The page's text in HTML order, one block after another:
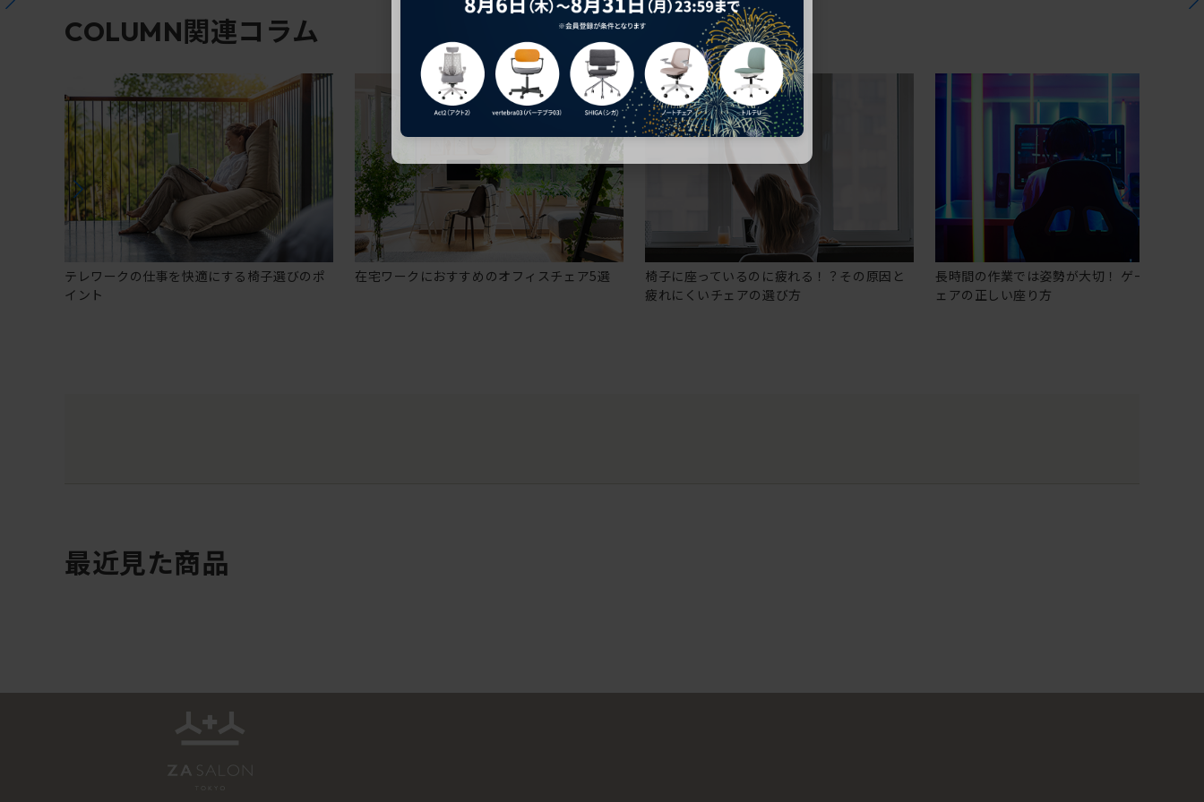
COLUMN関連コラム
テレワークの仕事を快適にする椅子選びのポ
イント
在宅ワークにおすすめのオフィスチェア5選
椅子に座っているのに疲れる！？その原因と
疲れにくいチェアの選び方
長時間の作業では姿勢が大切！ ゲーミングチ
ェアの正しい座り方
最近見た商品